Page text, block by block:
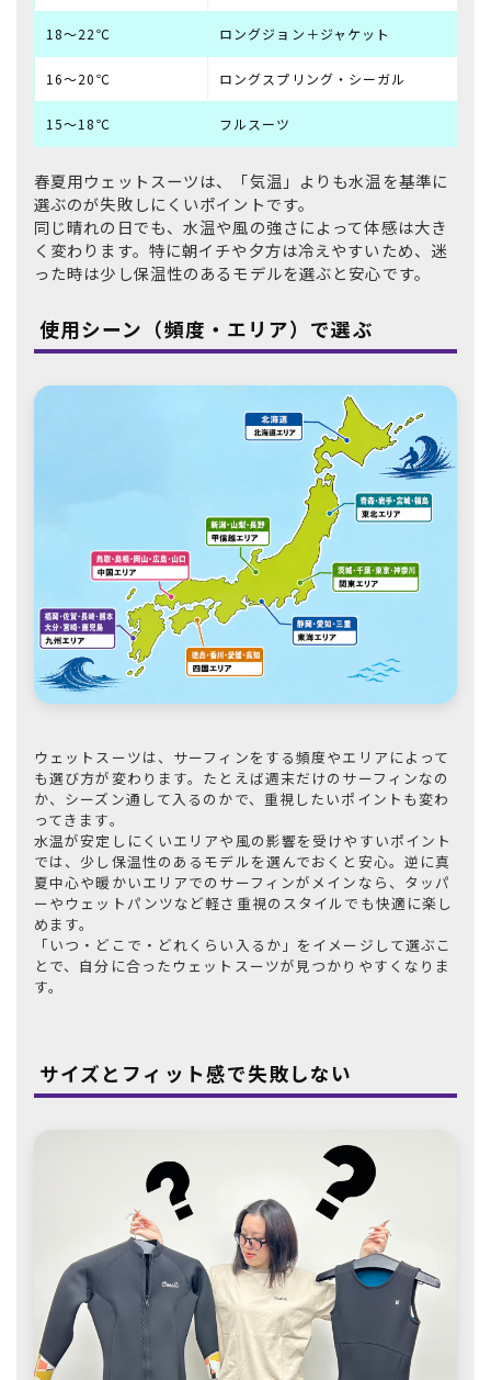
18〜22℃ ロングジョン＋ジャケット
16〜20℃ ロングスプリング・シーガル
15〜18℃ フルスーツ
春夏用ウェットスーツは、「気温」よりも水温を基準に
選ぶのが失敗しにくいポイントです。
同じ晴れの日でも、水温や風の強さによって体感は大き
く変わります。特に朝イチや夕方は冷えやすいため、迷
った時は少し保温性のあるモデルを選ぶと安心です。
使用シーン（頻度・エリア）で選ぶ
ウェットスーツは、サーフィンをする頻度やエリアによって
も選び方が変わります。たとえば週末だけのサーフィンなの
か、シーズン通して入るのかで、重視したいポイントも変わ
ってきます。
水温が安定しにくいエリアや風の影響を受けやすいポイント
では、少し保温性のあるモデルを選んでおくと安心。逆に真
夏中心や暖かいエリアでのサーフィンがメインなら、タッパ
ーやウェットパンツなど軽さ重視のスタイルでも快適に楽し
めます。
「いつ・どこで・どれくらい入るか」をイメージして選ぶこ
とで、自分に合ったウェットスーツが見つかりやすくなりま
す。
サイズとフィット感で失敗しない